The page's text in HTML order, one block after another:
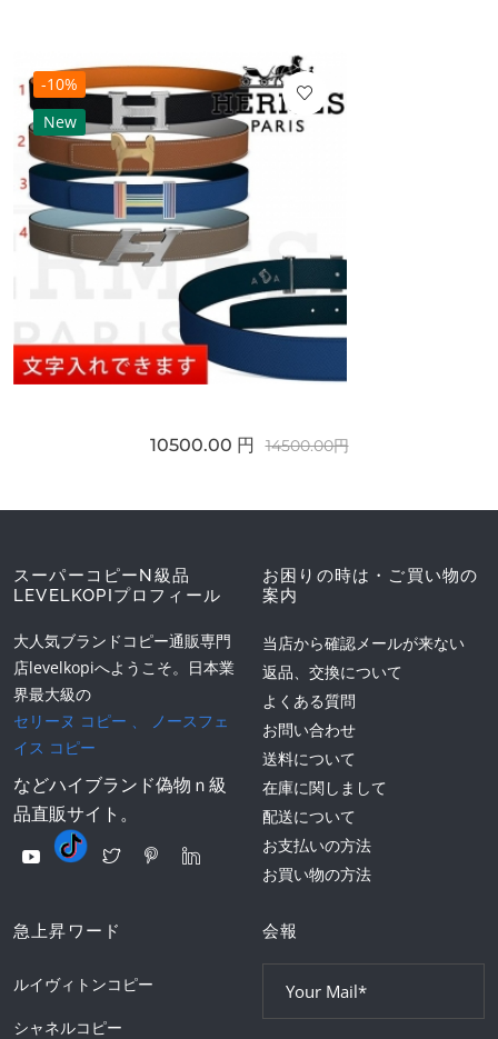
-10%
New
10500.00 円 14500.00円
スーパーコピーN級品
LEVELKOPIプロフィール
大人気ブランドコピー通販専門
店levelkopiへようこそ。日本業
界最大級の
セリーヌ コピー 、
ノースフェ
イス コピー
などハイブランド偽物ｎ級
品直販サイト。
お困りの時は・ご買い物の
案内
当店から確認メールが来ない
返品、交換について
よくある質問
お問い合わせ
送料について
在庫に関しまして
配送について
お支払いの方法
お買い物の方法
急上昇ワード
ルイヴィトンコピー
シャネルコピー
会報